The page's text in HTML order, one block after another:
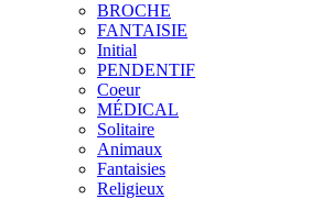
BROCHE
FANTAISIE
Initial
PENDENTIF
Coeur
MÉDICAL
Solitaire
Animaux
Fantaisies
Religieux